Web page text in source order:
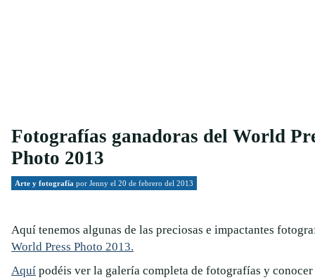
Fotografías ganadoras del World
Photo 2013
Arte y fotografía por Jenny el 20 de febrero del 2013
Aquí tenemos algunas de las preciosas e impactantes
World Press Photo 2013.
Aquí podéis ver la galería completa de fotografías y